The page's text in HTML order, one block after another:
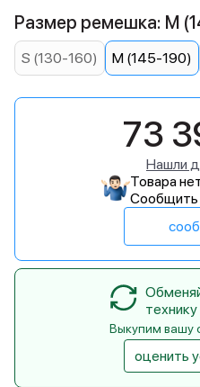
Размер ремешка: M
S (130-160) M (145-190)
73
Нашли
Товара
Сообщить
Выкупим вашу
оценить